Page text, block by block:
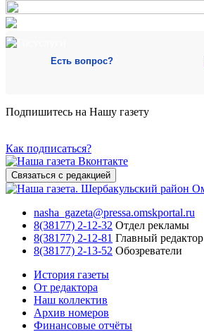
Есть вопрос?
Подпишитесь на Нашу газету
Как подписаться?
Связаться с редакцией
nasha_gazeta@pressa.omskportal.ru
8(38177) 2-12-32 Отдел рекламы
8(38177) 2-12-81 Главный редактор
8(38177) 2-13-52 Обозреватели
История газеты
От редактора
Наш коллектив
Архив номеров
Финансовые отчёты